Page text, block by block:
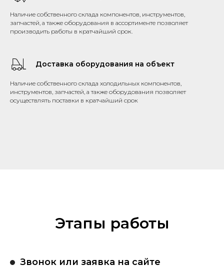
Наличие собственного склада компонентов, инструментов,
запчастей, а также оборудования в ассортименте позволяет
производить работы в кратчайший срок.
Доставка оборудования на объект
Наличие собственного склада холодильных компонентов,
инструментов, запчастей, а также оборудования позволяет
осуществлять поставки в кратчайший срок
Этапы работы
Звонок или заявка на сайте